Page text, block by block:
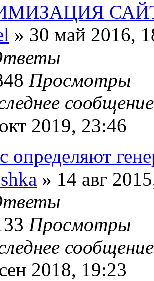
» 30 май 2016,
Просмотры
2019, 23:46
определяют
» 14 авг
Просмотры
2018, 19:23